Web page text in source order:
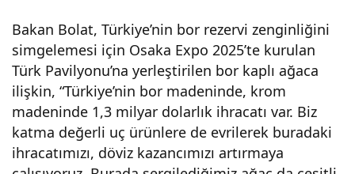
Bakan Bolat, Türkiye’nin bor rezervi zenginliğini
simgelemesi için Osaka Expo 2025’te kurulan
Türk Pavilyonu’na yerleştirilen bor kaplı ağaca
ilişkin, “Türkiye’nin bor madeninde, krom
madeninde 1,3 milyar dolarlık ihracatı var. Biz
katma değerli uç ürünlere de evrilerek buradaki
ihracatımızı, döviz kazancımızı artırmaya